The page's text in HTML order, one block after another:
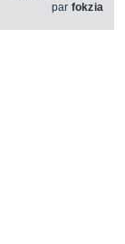
par fokzia